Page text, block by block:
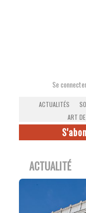
Se
ACTUALITÉS
ART
ACTUALITÉ